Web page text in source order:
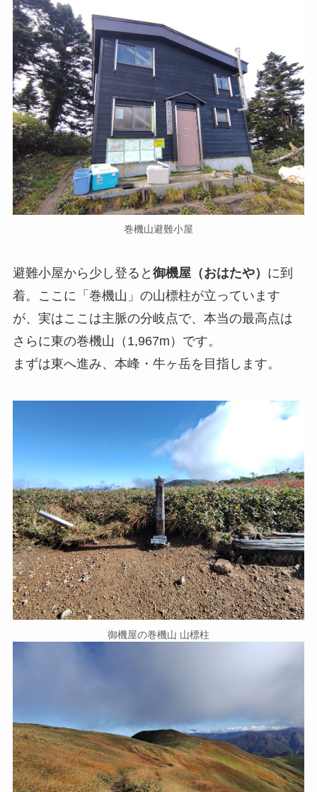
巻機山避難小屋
避難小屋から少し登ると 御機屋（おはたや） に到
着。ここに「巻機山」の山標柱が立っています
が、実はここは主脈の分岐点で、本当の最高点は
さらに東の巻機山（1,967m）です。
まずは東へ進み、本峰・牛ヶ岳を目指します。
御機屋の巻機山 山標柱